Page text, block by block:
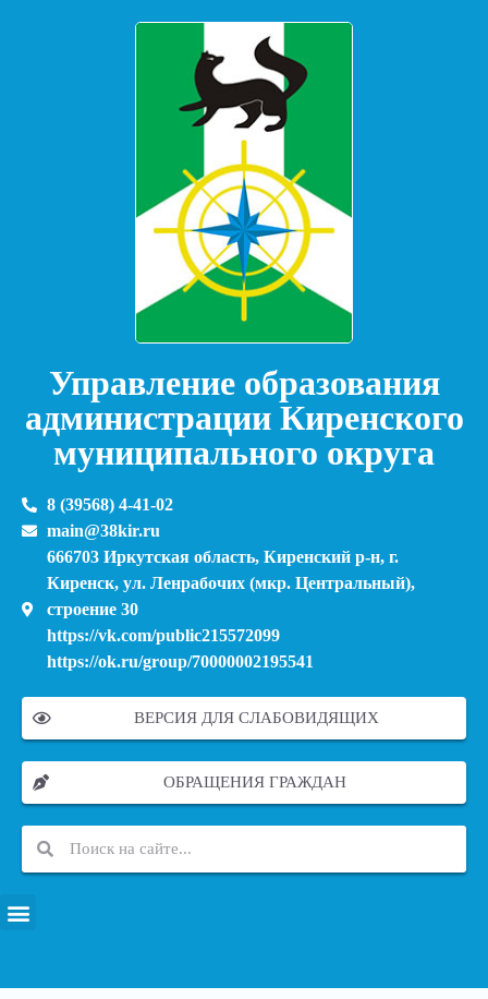
Управление образования
администрации Киренского
муниципального округа
8 (39568) 4-41-02
main@38kir.ru
666703 Иркутская область, Киренский р-н, г.
Киренск, ул. Ленрабочих (мкр. Центральный),
строение 30
https://vk.com/public215572099
https://ok.ru/group/70000002195541
ВЕРСИЯ ДЛЯ СЛАБОВИДЯЩИХ
ОБРАЩЕНИЯ ГРАЖДАН